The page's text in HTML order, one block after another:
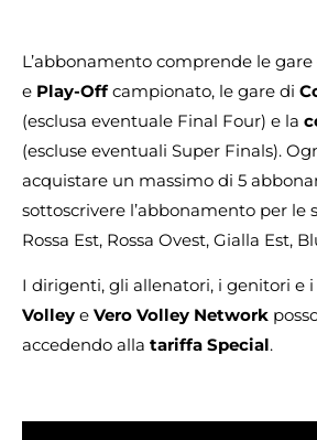
L’abbonamento comprende le gare
e Play-Offcampionato, le gare di
(esclusa eventuale Final Four) e la
(escluse eventuali Super Finals).
acquistare un massimo di 5
sottoscrivere l’abbonamento per le
Rossa Est, Rossa Ovest, Gialla Est,
I dirigenti, gli allenatori, i genitori e i
Volley e Vero Volley Network
accedendo alla tariffa Special.